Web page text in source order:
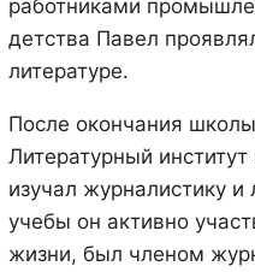
работниками
детства Павел
литературе.
После окончания
Литературный
изучал журналистику и
учебы он активно
жизни, был членом